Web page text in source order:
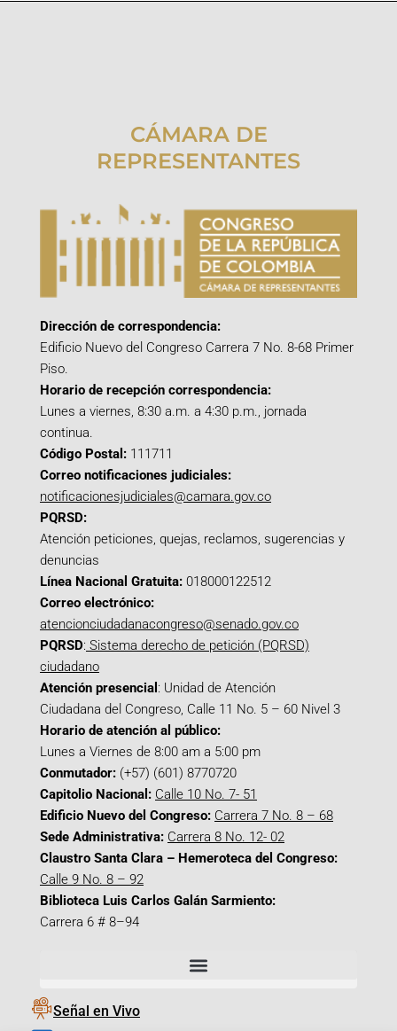
CÁMARA DE
REPRESENTANTES
Dirección de correspondencia:
Edificio Nuevo del Congreso Carrera 7 No. 8-68 Primer
Piso.
Horario de recepción correspondencia:
Lunes a viernes, 8:30 a.m. a 4:30 p.m., jornada
continua.
Código Postal: 111711
Correo notificaciones judiciales:
notificacionesjudiciales@camara.gov.co
PQRSD:
Atención peticiones, quejas, reclamos, sugerencias y
denuncias
Línea Nacional Gratuita: 018000122512
Correo electrónico:
atencionciudadanacongreso@senado.gov.co
PQRSD: Sistema derecho de petición (PQRSD)
ciudadano
Atención presencial : Unidad de Atención
Ciudadana del Congreso, Calle 11 No. 5 – 60 Nivel 3
Horario de atención al público:
Lunes a Viernes de 8:00 am a 5:00 pm
Conmutador: (+57) (601) 8770720
Capitolio Nacional: Calle 10 No. 7- 51
Edificio Nuevo del Congreso: Carrera 7 No. 8 – 68
Sede Administrativa: Carrera 8 No. 12- 02
Claustro Santa Clara – Hemeroteca del Congreso:
Calle 9 No. 8 – 92
Biblioteca Luis Carlos Galán Sarmiento:
Carrera 6 # 8–94
Señal en Vivo